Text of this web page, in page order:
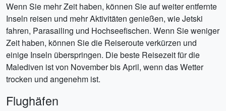
Wenn Sie mehr Zeit haben, können Sie auf weiter entfernte
Inseln reisen und mehr Aktivitäten genießen, wie Jetski
fahren, Parasailing und Hochseefischen. Wenn Sie weniger
Zeit haben, können Sie die Reiseroute verkürzen und
einige Inseln überspringen. Die beste Reisezeit für die
Malediven ist von November bis April, wenn das Wetter
trocken und angenehm ist.
Flughäfen